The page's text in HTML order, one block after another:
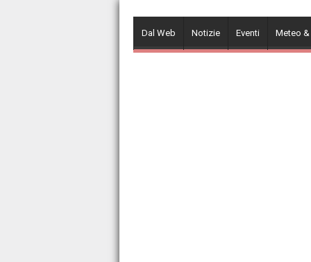
contentDal Web Notizie Eventi Meteo